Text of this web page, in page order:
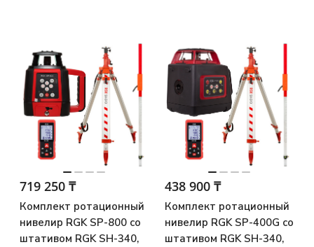
719 250 ₸
Комплект ротационный
нивелир RGK SP-800 со
штативом RGK SH-340,
438 900 ₸
Комплект ротационный
нивелир RGK SP-400G со
штативом RGK SH-340,